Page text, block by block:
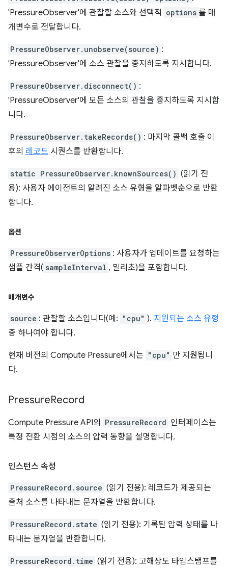
'PressureObserver'에 관찰할 소스와 선택적 options 를 매
개변수로 전달합니다.
PressureObserver.unobserve(source) :
'PressureObserver'에 소스 관찰을 중지하도록 지시합니다.
PressureObserver.disconnect() :
'PressureObserver'에 모든 소스의 관찰을 중지하도록 지시합
니다.
PressureObserver.takeRecords() : 마지막 콜백 호출 이
후의 레코드 시퀀스를 반환합니다.
static PressureObserver.knownSources() (읽기 전
용): 사용자 에이전트의 알려진 소스 유형을 알파벳순으로 반환
합니다.
옵션
PressureObserverOptions : 사용자가 업데이트를 요청하는
샘플 간격( sampleInterval , 밀리초)을 포함합니다.
매개변수
source : 관찰할 소스입니다(예: "cpu" ). 지원되는 소스 유형
중 하나여야 합니다.
현재 버전의 Compute Pressure에서는 "cpu" 만 지원됩니
다.
PressureRecord
Compute Pressure API의 PressureRecord 인터페이스는
특정 전환 시점의 소스의 압력 동향을 설명합니다.
인스턴스 속성
PressureRecord.source (읽기 전용): 레코드가 제공되는
출처 소스를 나타내는 문자열을 반환합니다.
PressureRecord.state (읽기 전용): 기록된 압력 상태를 나
타내는 문자열을 반환합니다.
PressureRecord.time (읽기 전용): 고해상도 타임스탬프를